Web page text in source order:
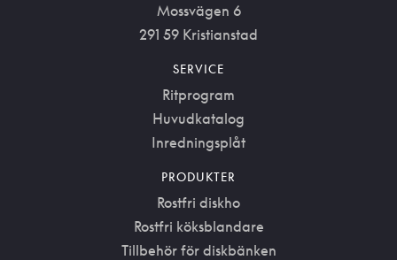
Mossvägen 6
291 59 Kristianstad
SERVICE
Ritprogram
Huvudkatalog
Inredningsplåt
PRODUKTER
Rostfri diskho
Rostfri köksblandare
Tillbehör för diskbänken